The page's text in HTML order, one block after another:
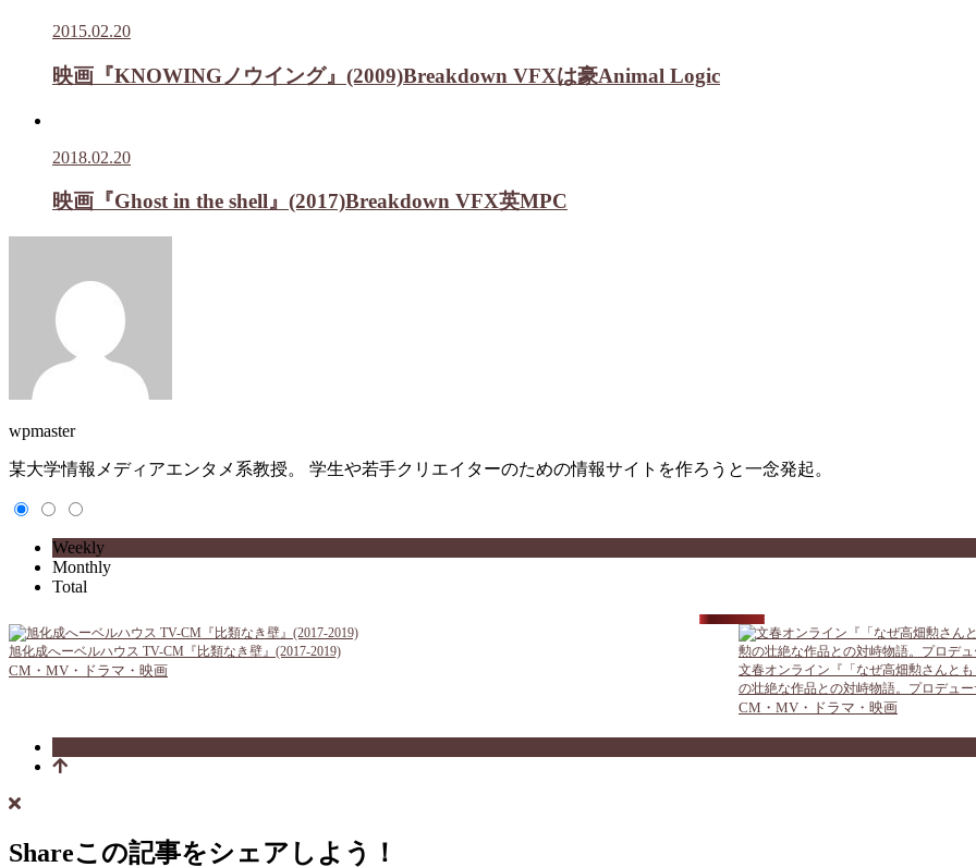
2015.02.20
映画『KNOWINGノウイング』(2009)Breakdown VFXは豪Animal Logic
2018.02.20
映画『Ghost in the shell』(2017)Breakdown VFX英MPC
wpmaster
某大学情報メディアエンタメ系教授。 学生や若手クリエイターのための情報サイトを作ろうと一念発起。
Weekly
Monthly
Total
旭化成へーベルハウス TV-CM『比類なき壁』(2017-2019)
CM・MV・ドラマ・映画
文春オンライン『「なぜ高畑勲さんと
の壮絶な作品との対峙物語。プロデュ
CM・MV・ドラマ・映画
Shareこの記事をシェアしよう！